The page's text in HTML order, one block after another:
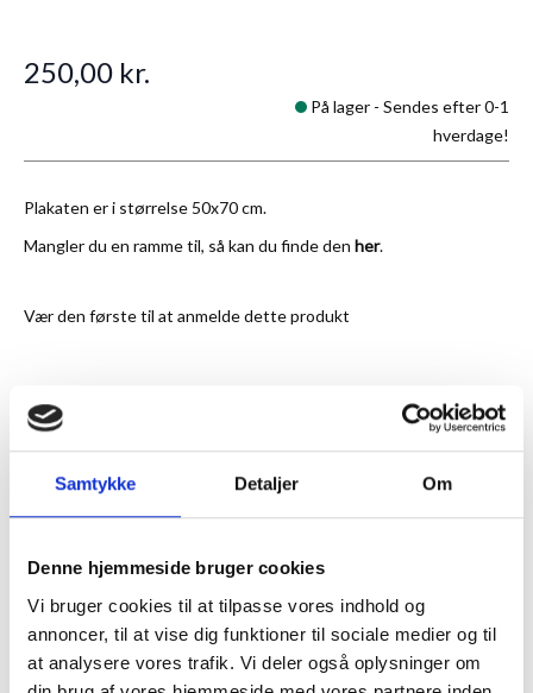
Samtykke Detaljer Om
Denne hjemmeside bruger cookies
Vi bruger cookies til at tilpasse vores indhold og
annoncer, til at vise dig funktioner til sociale medier og til
at analysere vores trafik. Vi deler også oplysninger om
Plakaten er i størrelse 50x70 cm.
Mangler du en ramme til, så kan du finde den her.
Vær den første til at anmelde dette produkt
250,00 kr.
På lager - Sendes efter 0-1
hverdage!
ANMELDT TIL 5/5★ 1-3 DAGES LEVERING
ANMELDELSER